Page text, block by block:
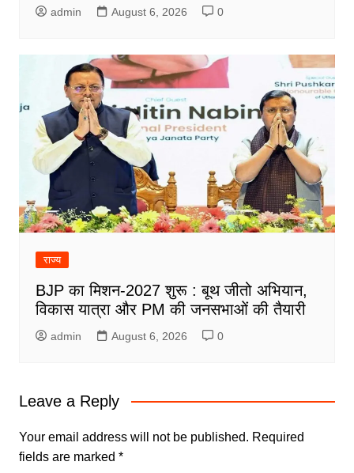
admin August 6, 2026 0
राज्य
BJP का मिशन-2027 शुरू : बूथ जीतो अभियान,
विकास यात्रा और PM की जनसभाओं की तैयारी
admin August 6, 2026 0
Leave a Reply
Your email address will not be published. Required
fields are marked *